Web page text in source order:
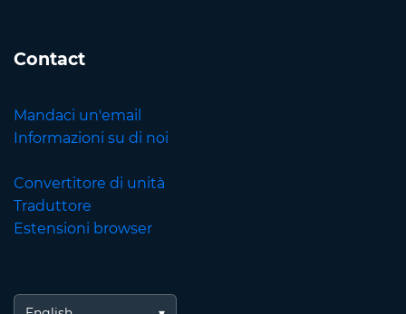
Contact
Mandaci un'email
Informazioni su di noi
Convertitore di unità
Traduttore
Estensioni browser